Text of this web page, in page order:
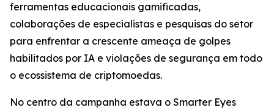
ferramentas educacionais gamificadas,
colaborações de especialistas e pesquisas do setor
para enfrentar a crescente ameaça de golpes
habilitados por IA e violações de segurança em todo
o ecossistema de criptomoedas.
No centro da campanha estava o Smarter Eyes